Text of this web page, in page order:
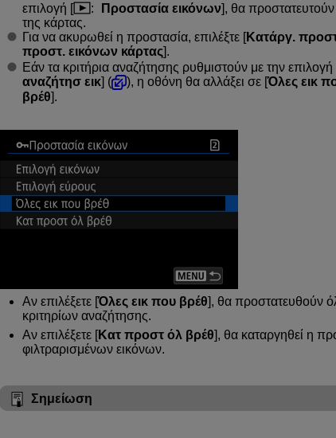
επιλογή [
: Προστασία εικόνων], θα προστατευτούν
της κάρτας.
Για να ακυρωθεί η προστασία, επιλέξτε [Κατάργ.
προστ. εικόνων κάρτας].
Εάν τα κριτήρια αναζήτησης ρυθμιστούν με την επιλογή
αναζήτησ εικ] ( ), η οθόνη θα αλλάξει σε [Όλες εικ
βρέθ].
Αν επιλέξετε [Όλες εικ που βρέθ], θα προστατευθούν
κριτηρίων αναζήτησης.
Αν επιλέξετε [
Κατ προστ όλ βρέθ ], θα καταργηθεί η
φιλτραρισμένων εικόνων.
Σημείωση